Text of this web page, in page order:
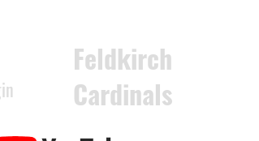
Feldkirch
Cardinals